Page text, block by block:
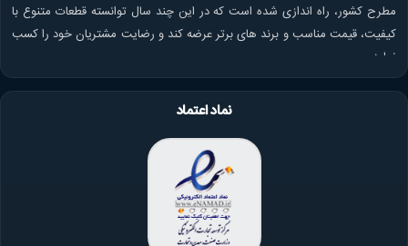
مطرح کشور، راه اندازی شده است که در این چند سال توانسته قطعات متنوع با
کیفیت، قیمت مناسب و برند های برتر عرضه کند و رضایت مشتریان خود را کسب
نماید.
نماد اعتماد